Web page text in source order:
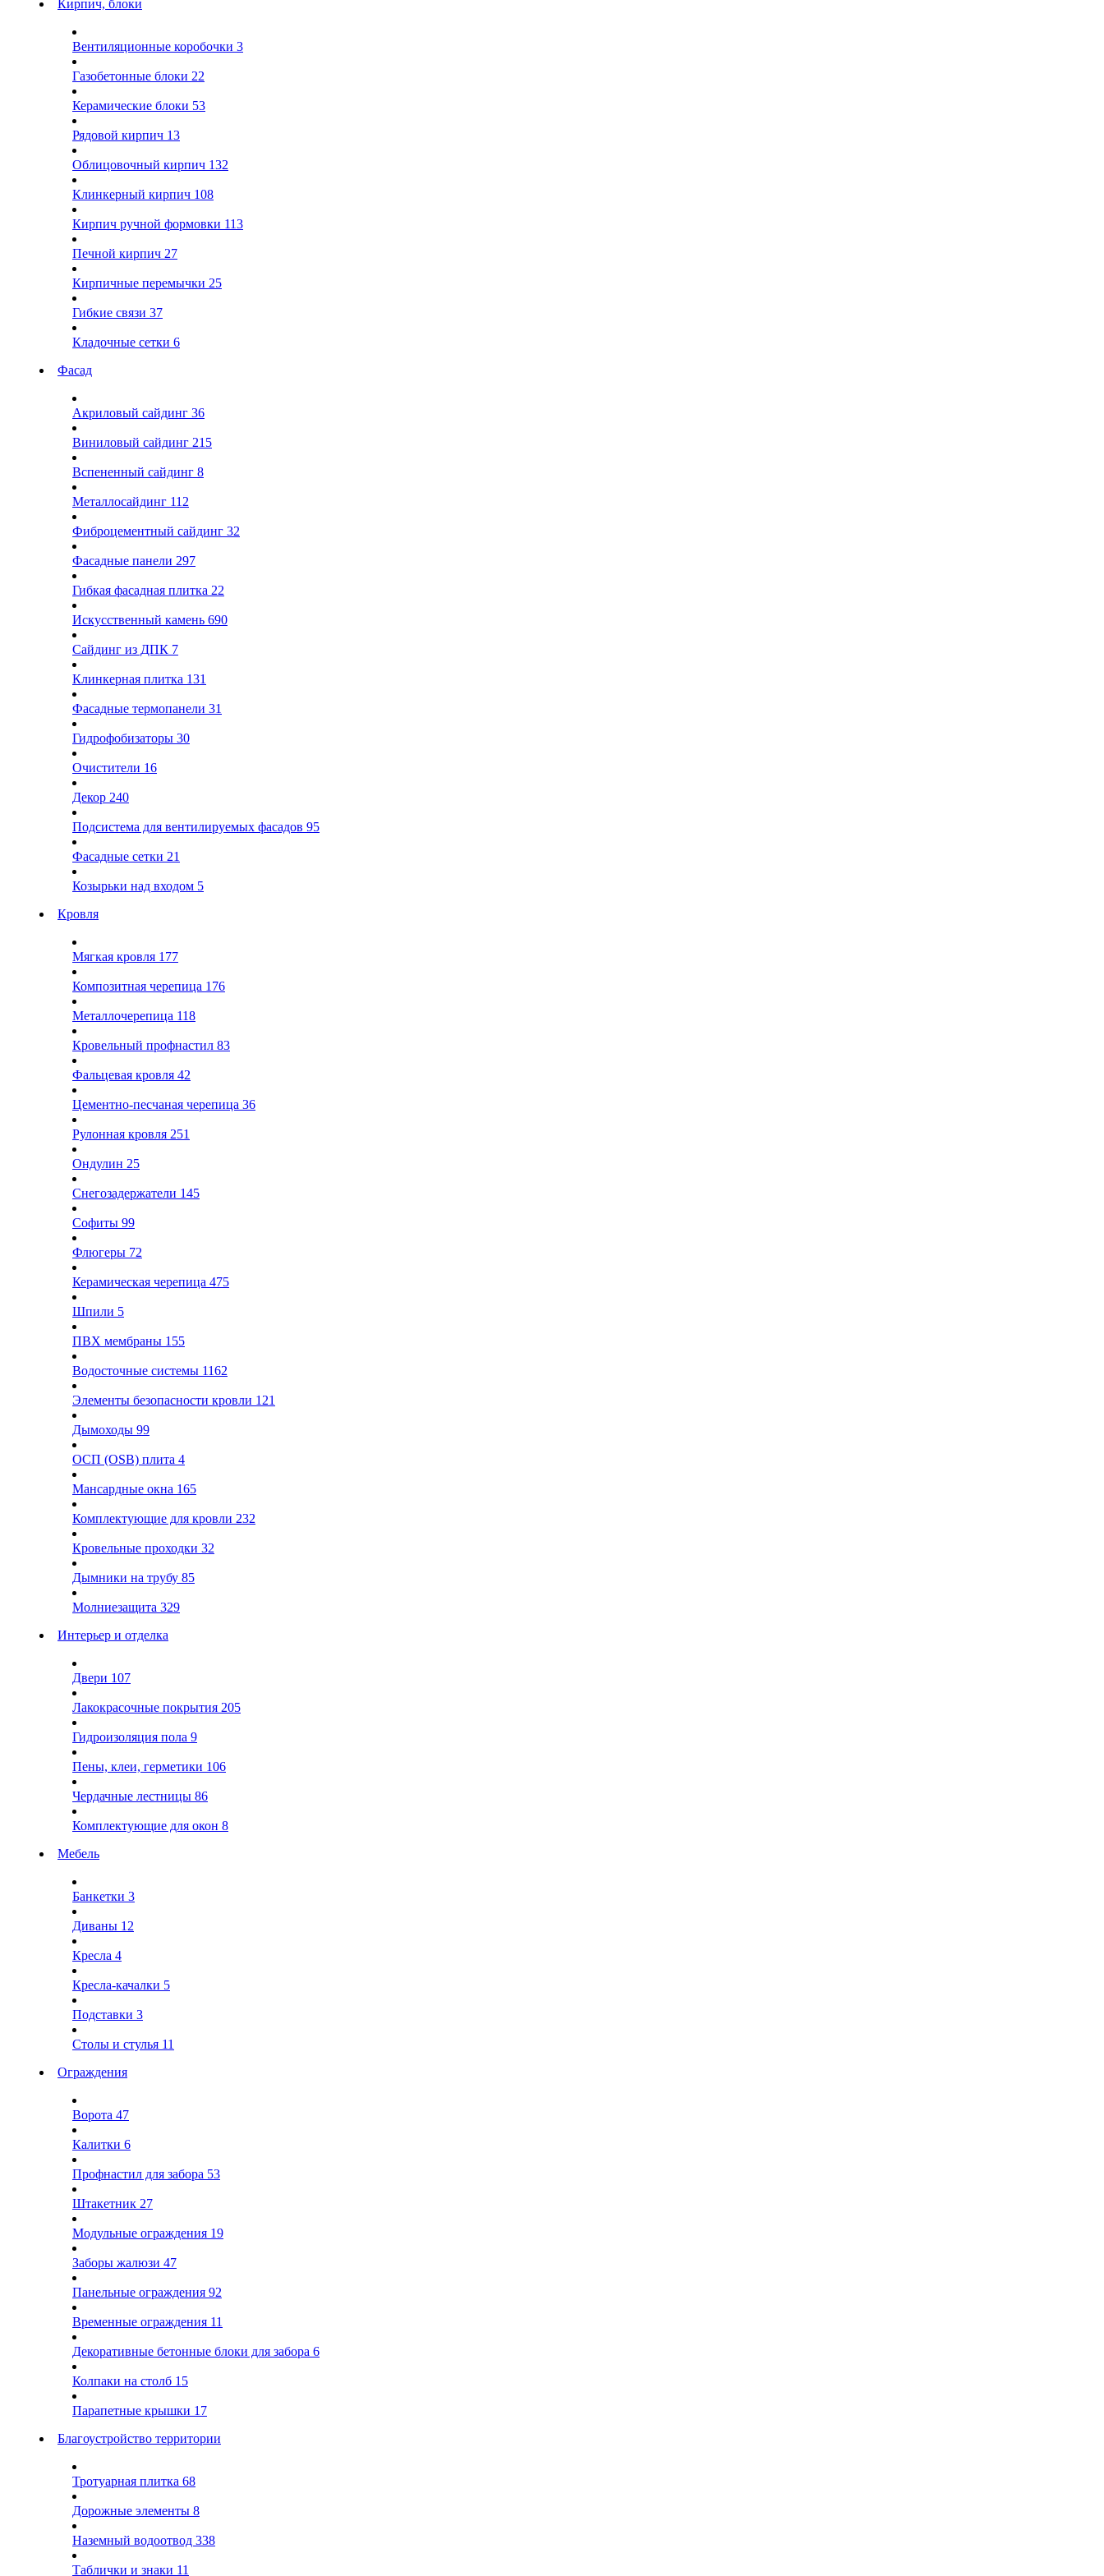
Кирпич, блоки
Вентиляционные коробочки 3
Газобетонные блоки 22
Керамические блоки 53
Рядовой кирпич 13
Облицовочный кирпич 132
Клинкерный кирпич 108
Кирпич ручной формовки 113
Печной кирпич 27
Кирпичные перемычки 25
Гибкие связи 37
Кладочные сетки 6
Фасад
Акриловый сайдинг 36
Виниловый сайдинг 215
Вспененный сайдинг 8
Металлосайдинг 112
Фиброцементный сайдинг 32
Фасадные панели 297
Гибкая фасадная плитка 22
Искусственный камень 690
Сайдинг из ДПК 7
Клинкерная плитка 131
Фасадные термопанели 31
Гидрофобизаторы 30
Очистители 16
Декор 240
Подсистема для вентилируемых фасадов 95
Фасадные сетки 21
Козырьки над входом 5
Кровля
Мягкая кровля 177
Композитная черепица 176
Металлочерепица 118
Кровельный профнастил 83
Фальцевая кровля 42
Цементно-песчаная черепица 36
Рулонная кровля 251
Ондулин 25
Снегозадержатели 145
Софиты 99
Флюгеры 72
Керамическая черепица 475
Шпили 5
ПВХ мембраны 155
Водосточные системы 1162
Элементы безопасности кровли 121
Дымоходы 99
ОСП (OSB) плита 4
Мансардные окна 165
Комплектующие для кровли 232
Кровельные проходки 32
Дымники на трубу 85
Молниезащита 329
Интерьер и отделка
Двери 107
Лакокрасочные покрытия 205
Гидроизоляция пола 9
Пены, клеи, герметики 106
Чердачные лестницы 86
Комплектующие для окон 8
Мебель
Банкетки 3
Диваны 12
Кресла 4
Кресла-качалки 5
Подставки 3
Столы и стулья 11
Ограждения
Ворота 47
Калитки 6
Профнастил для забора 53
Штакетник 27
Модульные ограждения 19
Заборы жалюзи 47
Панельные ограждения 92
Временные ограждения 11
Декоративные бетонные блоки для забора 6
Колпаки на столб 15
Парапетные крышки 17
Благоустройство территории
Тротуарная плитка 68
Дорожные элементы 8
Наземный водоотвод 338
Таблички и знаки 11